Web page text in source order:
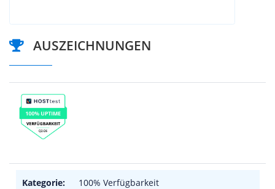
AUSZEICHNUNGEN
Kategorie: 100% Verfügbarkeit